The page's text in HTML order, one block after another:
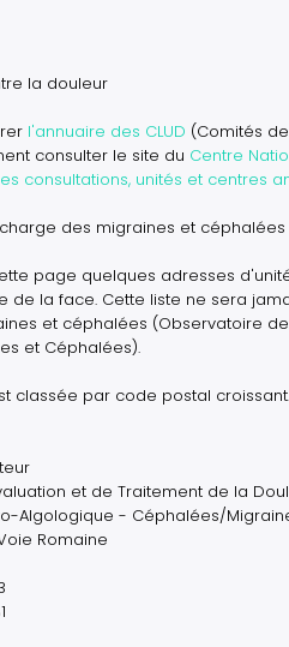
la douleur
l'annuaire des CLUD (Comités
consulter le site du Centre
consultations, unités et centres
des migraines et céphalées
page quelques adresses
de la face. Cette liste ne sera
et céphalées (Observatoire
et Céphalées).
classée par code postal croissant.
et de Traitement de la
Algologique - Céphalées/
Romaine